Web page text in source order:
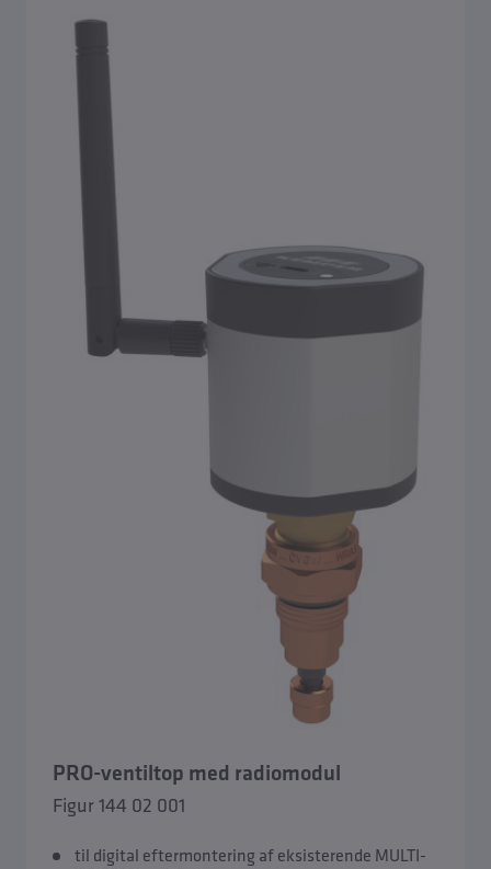
PRO-ventiltop med radiomodul
Figur 144 02 001
til digital eftermontering af eksisterende MULTI-